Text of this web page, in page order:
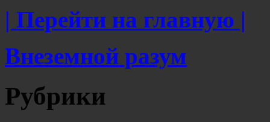
| Перейти на главную |
Внеземной разум
Рубрики